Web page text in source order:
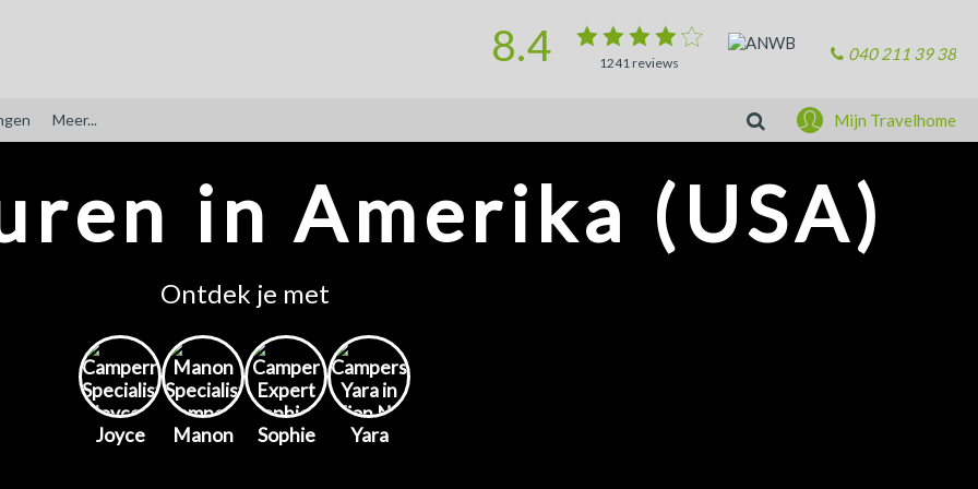
040 211 39 38
1241reviews
8.4
Meer... Zoeken Mijn Travelhome
in Amerika (USA)
Ontdek je met
Joyce Manon Sophie Yara